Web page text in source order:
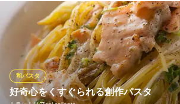
大阪メトロ御堂筋線梅田駅 徒歩5分
大阪府大阪市北区堂山町3-13 あじびる北別館2〜5F
信頼できる漁師さんから直接仕入れることで
をお約束します。素材の旨みを最大限に引き
様に「美味しい！」と心から喜んでいただ
心を込めてお届けします。
酒場リベリー episode2
創作天ぷらとお酒
好奇心をくすぐられる創作パスタ
和パスタ